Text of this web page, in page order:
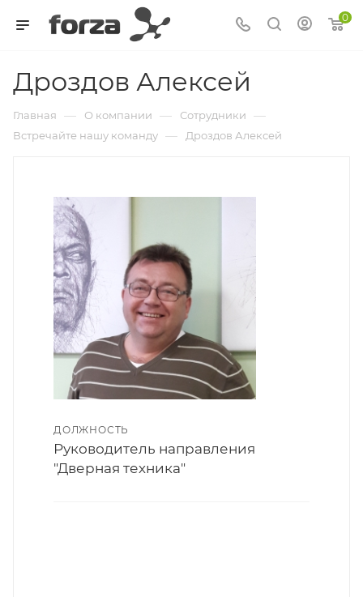
0
Дроздов Алексей
Главная — О компании — Сотрудники —
Встречайте нашу команду — Дроздов Алексей
ДОЛЖНОСТЬ
Руководитель направления
"Дверная техника"